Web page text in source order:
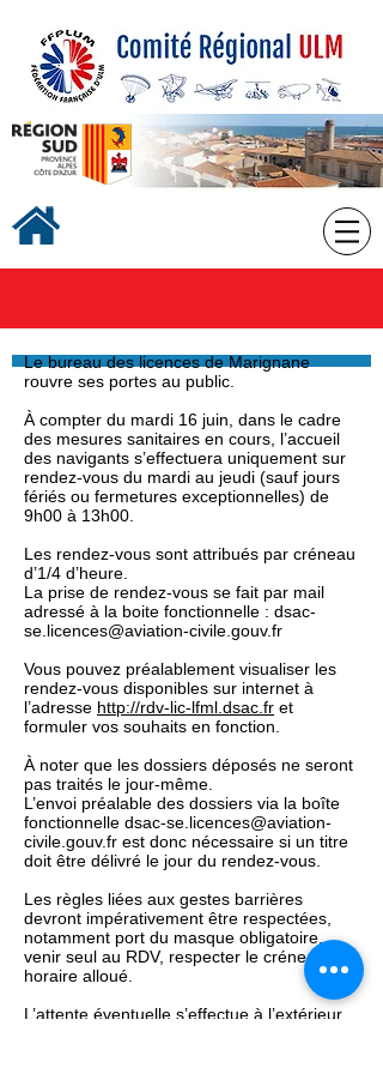
Le bureau des licences de Marignane
rouvre ses portes au public.
À compter du mardi 16 juin, dans le cadre
des mesures sanitaires en cours, l’accueil
des navigants s’effectuera uniquement sur
rendez-vous du mardi au jeudi (sauf jours
fériés ou fermetures exceptionnelles) de
9h00 à 13h00.
Les rendez-vous sont attribués par créneau
d’1/4 d’heure.
La prise de rendez-vous se fait par mail
adressé à la boite fonctionnelle : dsac-
se.licences@aviation-civile.gouv.fr
Vous pouvez préalablement visualiser les
rendez-vous disponibles sur internet à
l’adresse http://rdv-lic-lfml.dsac.fr et
formuler vos souhaits en fonction.
À noter que les dossiers déposés ne seront
pas traités le jour-même.
L’envoi préalable des dossiers via la boîte
fonctionnelle dsac-se.licences@aviation-
civile.gouv.fr est donc nécessaire si un titre
doit être délivré le jour du rendez-vous.
Les règles liées aux gestes barrières
devront impérativement être respectées,
notamment port du masque obligatoire,
venir seul au RDV, respecter le créneau
horaire alloué.
L’attente éventuelle s’effectue à l’extérieur